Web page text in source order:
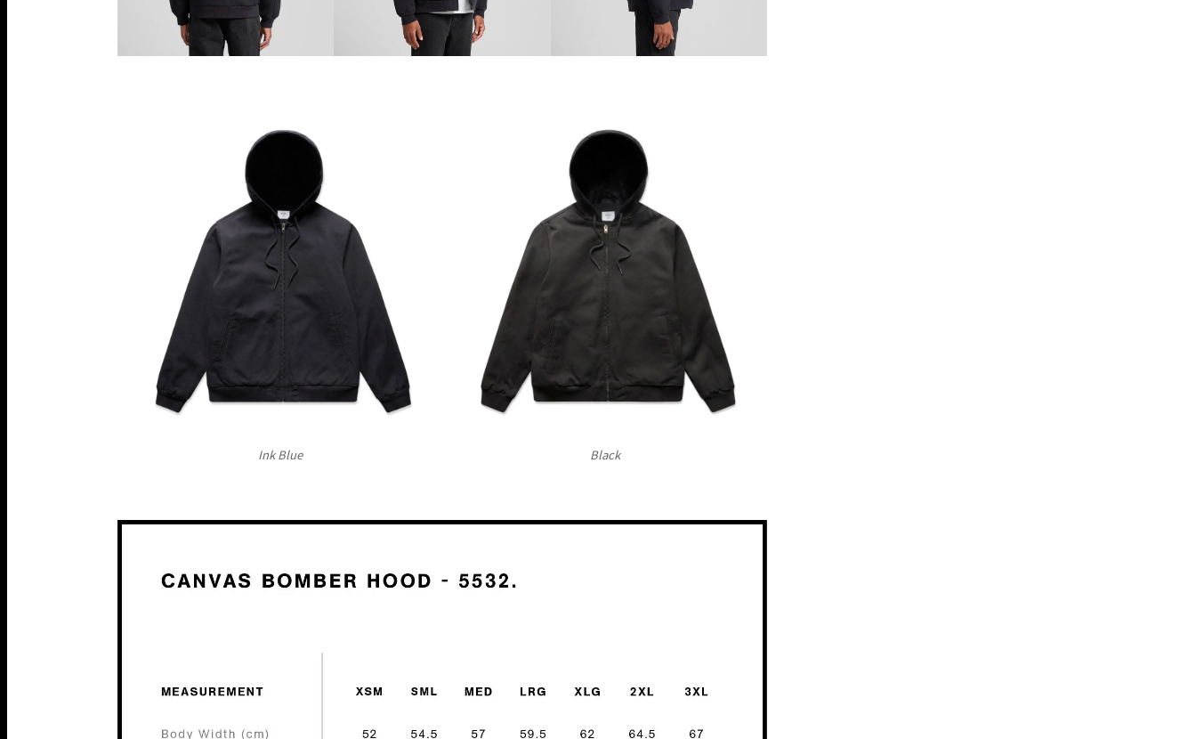
Ink Blue Black